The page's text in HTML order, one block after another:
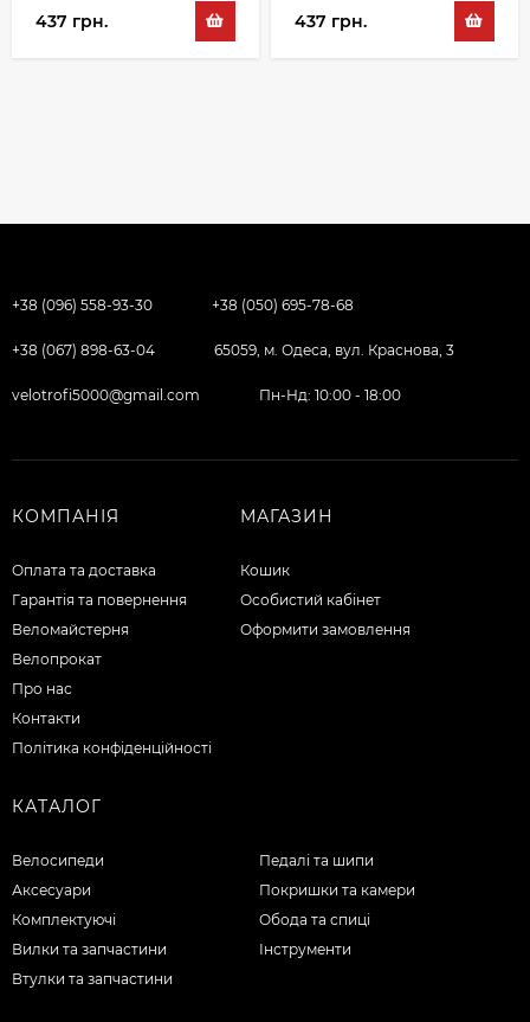
437 грн. 437 грн.
+38 (096) 558-93-30 +38 (050) 695-78-68
+38 (067) 898-63-04 65059, м. Одеса, вул. Краснова, 3
velotrofi5000@gmail.com Пн-Нд: 10:00 - 18:00
КОМПАНІЯ
Оплата та доставка
Гарантія та повернення
Веломайстерня
Велопрокат
Про нас
Контакти
Політика конфіденційності
МАГАЗИН
Кошик
Особистий кабінет
Оформити замовлення
КАТАЛОГ
Велосипеди
Аксесуари
Комплектуючі
Вилки та запчастини
Втулки та запчастини
Педалі та шипи
Покришки та камери
Обода та спиці
Інструменти